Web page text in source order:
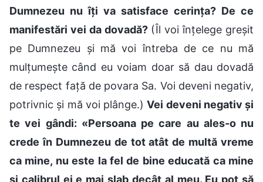
Dumnezeu nu îți va satisface cerința? De ce
manifestări vei da dovadă?(Îl voi înțelege greșit
pe Dumnezeu și mă voi întreba de ce nu mă
mulțumește când eu voiam doar să dau dovadă
de respect față de povara Sa. Voi deveni negativ,
potrivnic și mă voi plânge.)Vei deveni negativ și
te vei gândi: «Persoana pe care au ales-o nu
crede în Dumnezeu de tot atât de multă vreme
ca mine, nu este la fel de bine educată ca mine
și calibrul ei e mai slab decât al meu. Eu pot să